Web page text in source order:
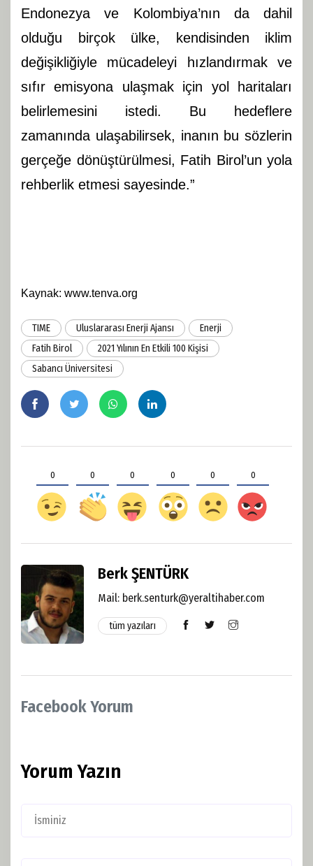
Endonezya ve Kolombiya’nın da dahil
olduğu birçok ülke, kendisinden iklim
değişikliğiyle mücadeleyi hızlandırmak ve
sıfır emisyona ulaşmak için yol haritaları
belirlemesini istedi. Bu hedeflere
zamanında ulaşabilirsek, inanın bu sözlerin
gerçeğe dönüştürülmesi, Fatih Birol’un yola
rehberlik etmesi sayesinde.”
Kaynak: www.tenva.org
TIME Uluslararası Enerji Ajansı
Enerji
Fatih Birol
2021 Yılının En Etkili 100 Kişisi
Sabancı Üniversitesi
0 0 0 0 0 0
Berk ŞENTÜRK
Mail: berk.senturk@yeraltihaber.com
tüm yazıları
Facebook Yorum
Yorum Yazın